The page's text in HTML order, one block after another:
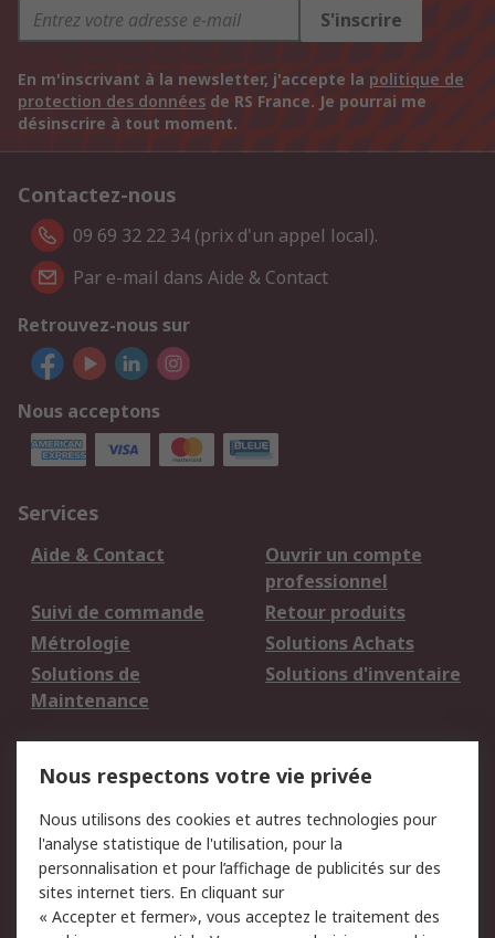
S'inscrire
En m'inscrivant à la newsletter, j'accepte la politique de
protection des données de RS France. Je pourrai me
désinscrire à tout moment.
Contactez-nous
09 69 32 22 34 (prix d'un appel local).
Par e-mail dans Aide & Contact
Retrouvez-nous sur
Nous acceptons
Services
Aide & Contact
Ouvrir un compte
professionnel
Suivi de commande
Retour produits
Métrologie
Solutions Achats
Solutions de
Maintenance
Solutions d'inventaire
du site
Politique de protection
des données - Mise à
jour
Sécurité des E-mails
Nous respectons votre vie privée
Nous utilisons des cookies et autres technologies pour
l'analyse statistique de l'utilisation, pour la
personnalisation et pour l’affichage de publicités sur des
sites internet tiers. En cliquant sur
« Accepter et fermer», vous acceptez le traitement des